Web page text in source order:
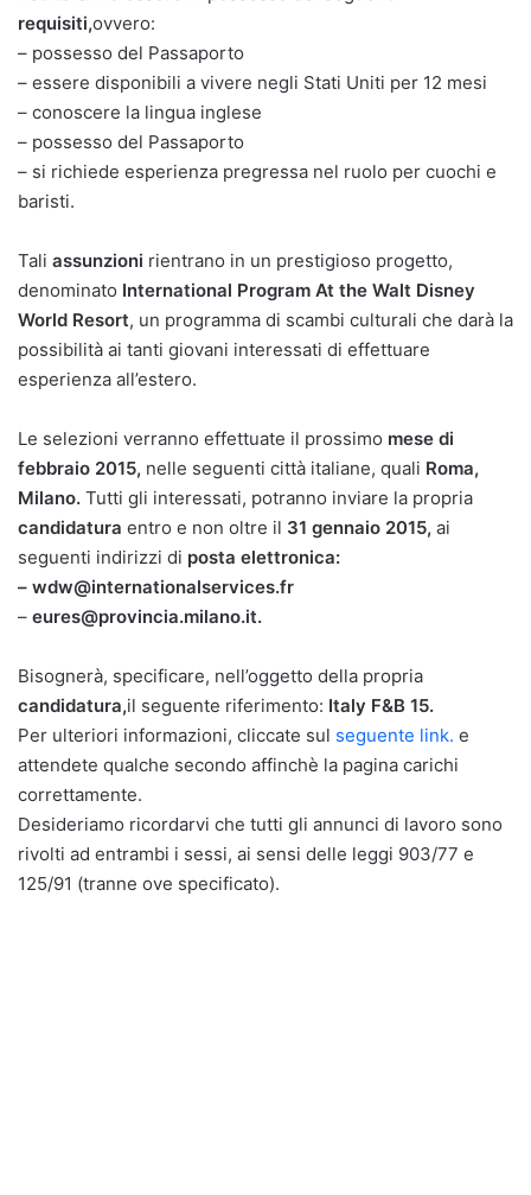
requisiti,ovvero:
– possesso del Passaporto
– essere disponibili a vivere negli Stati Uniti per 12 mesi
– conoscere la lingua inglese
– possesso del Passaporto
– si richiede esperienza pregressa nel ruolo per cuochi e
baristi.
Tali assunzioni rientrano in un prestigioso progetto,
denominato International Program At the Walt Disney
World Resort, un programma di scambi culturali che darà la
possibilità ai tanti giovani interessati di effettuare
esperienza all’estero.
Le selezioni verranno effettuate il prossimo mese di
febbraio 2015, nelle seguenti città italiane, quali Roma,
Milano. Tutti gli interessati, potranno inviare la propria
candidatura entro e non oltre il 31 gennaio 2015, ai
seguenti indirizzi di posta elettronica:
– wdw@internationalservices.fr
– eures@provincia.milano.it.
Bisognerà, specificare, nell’oggetto della propria
candidatura,il seguente riferimento: Italy F&B 15.
Per ulteriori informazioni, cliccate sul seguente link. e
attendete qualche secondo affinchè la pagina carichi
correttamente.
Desideriamo ricordarvi che tutti gli annunci di lavoro sono
rivolti ad entrambi i sessi, ai sensi delle leggi 903/77 e
125/91 (tranne ove specificato).